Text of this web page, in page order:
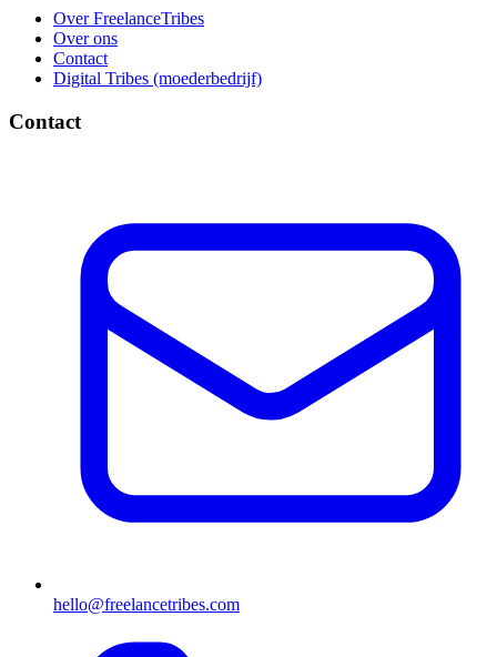
Over FreelanceTribes
Over ons
Contact
Digital Tribes (moederbedrijf)
Contact
hello@freelancetribes.com